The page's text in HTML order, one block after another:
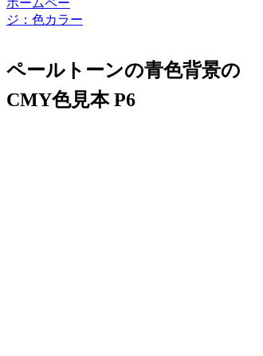
ペールトーンの青色背景の
CMY色見本 P6